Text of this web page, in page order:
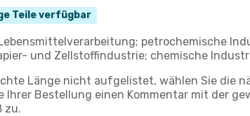
Teile verfügbar
petrochemische
und Zellstoffindustrie; сhemische
Länge nicht aufgelistet, wählen Sie die
Ihrer Bestellung einen Kommentar mit der
zu.